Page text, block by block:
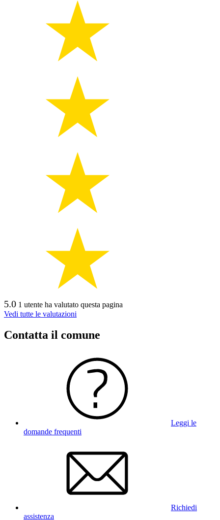
5.0 1 utente ha valutato questa pagina
Vedi tutte le valutazioni
Contatta il comune
Leggi le
domande frequenti
Richiedi
assistenza